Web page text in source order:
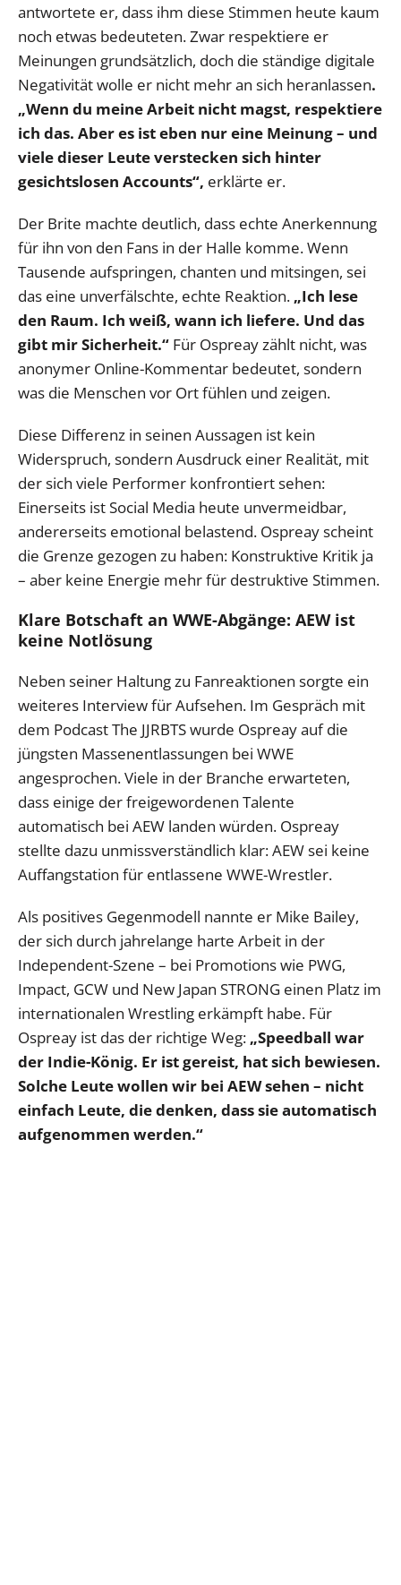
antwortete er, dass ihm diese Stimmen heute kaum
noch etwas bedeuteten. Zwar respektiere er
Meinungen grundsätzlich, doch die ständige digitale
Negativität wolle er nicht mehr an sich heranlassen.
„Wenn du meine Arbeit nicht magst, respektiere
ich das. Aber es ist eben nur eine Meinung – und
viele dieser Leute verstecken sich hinter
gesichtslosen Accounts“, erklärte er.
Der Brite machte deutlich, dass echte Anerkennung
für ihn von den Fans in der Halle komme. Wenn
Tausende aufspringen, chanten und mitsingen, sei
das eine unverfälschte, echte Reaktion. „Ich lese
den Raum. Ich weiß, wann ich liefere. Und das
gibt mir Sicherheit.“ Für Ospreay zählt nicht, was
anonymer Online-Kommentar bedeutet, sondern
was die Menschen vor Ort fühlen und zeigen.
Diese Differenz in seinen Aussagen ist kein
Widerspruch, sondern Ausdruck einer Realität, mit
der sich viele Performer konfrontiert sehen:
Einerseits ist Social Media heute unvermeidbar,
andererseits emotional belastend. Ospreay scheint
die Grenze gezogen zu haben: Konstruktive Kritik ja
– aber keine Energie mehr für destruktive Stimmen.
Klare Botschaft an WWE-Abgänge: AEW ist
keine Notlösung
Neben seiner Haltung zu Fanreaktionen sorgte ein
weiteres Interview für Aufsehen. Im Gespräch mit
dem Podcast The JJRBTS wurde Ospreay auf die
jüngsten Massenentlassungen bei WWE
angesprochen. Viele in der Branche erwarteten,
dass einige der freigewordenen Talente
automatisch bei AEW landen würden. Ospreay
stellte dazu unmissverständlich klar: AEW sei keine
Auffangstation für entlassene WWE-Wrestler.
Als positives Gegenmodell nannte er Mike Bailey,
der sich durch jahrelange harte Arbeit in der
Independent-Szene – bei Promotions wie PWG,
Impact, GCW und New Japan STRONG einen Platz im
internationalen Wrestling erkämpft habe. Für
Ospreay ist das der richtige Weg: „Speedball war
der Indie-König. Er ist gereist, hat sich bewiesen.
Solche Leute wollen wir bei AEW sehen – nicht
einfach Leute, die denken, dass sie automatisch
aufgenommen werden.“